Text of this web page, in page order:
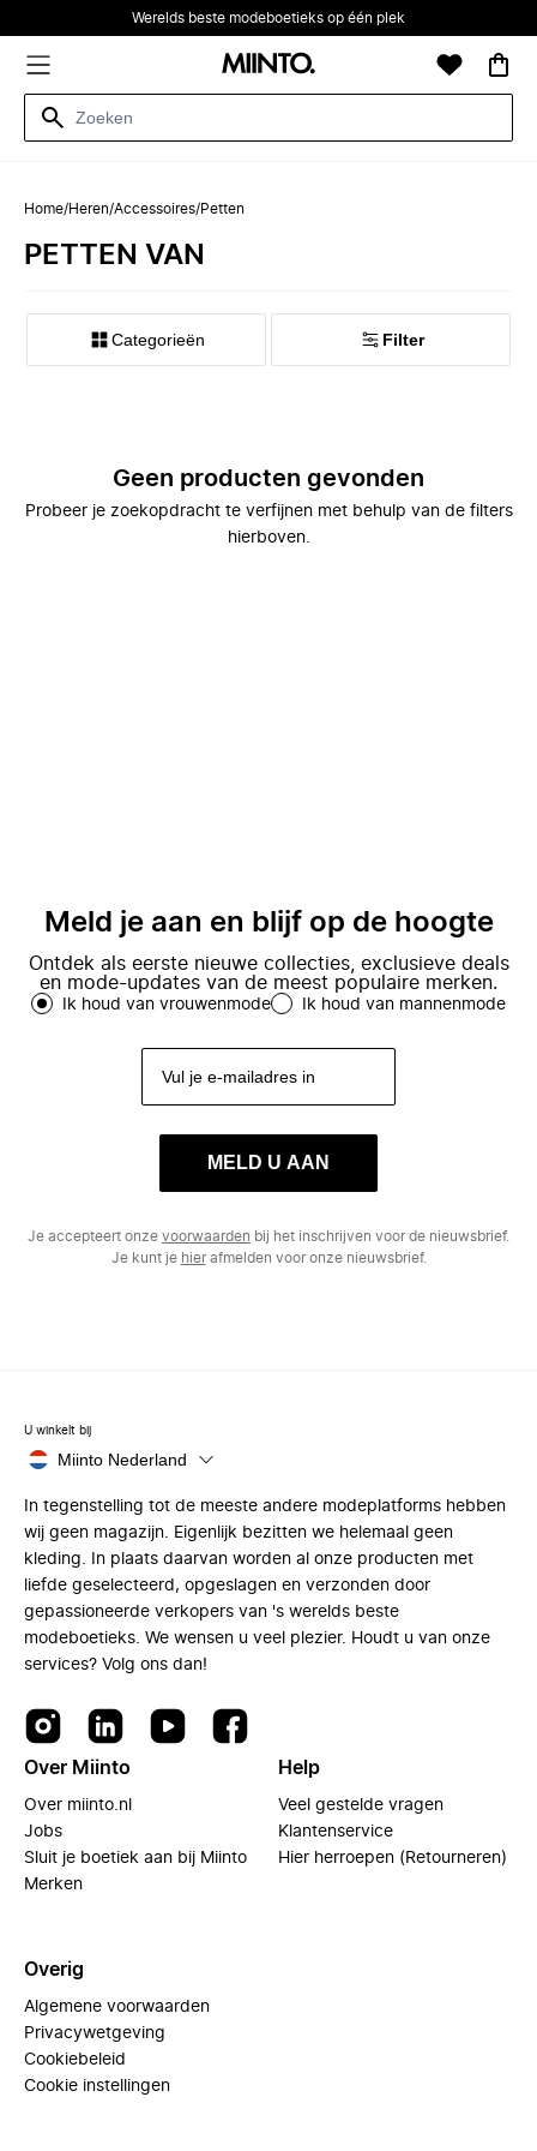
Werelds beste modeboetieks op één plek
Home/Heren/Accessoires/Petten
PETTEN VAN
Categorieën Filter
Geen producten gevonden
Probeer je zoekopdracht te verfijnen met behulp van de filters
hierboven.
Meld je aan en blijf op de hoogte
Ontdek als eerste nieuwe collecties, exclusieve deals
en mode-updates van de meest populaire merken.
Ik houd van vrouwenmode Ik houd van mannenmode
MELD U AAN
Je accepteert onze voorwaarden bij het inschrijven voor de nieuwsbrief.
Je kunt je hierafmelden voor onze nieuwsbrief.
U winkelt bij
Miinto Nederland
In tegenstelling tot de meeste andere modeplatforms hebben
wij geen magazijn. Eigenlijk bezitten we helemaal geen
kleding. In plaats daarvan worden al onze producten met
liefde geselecteerd, opgeslagen en verzonden door
gepassioneerde verkopers van 's werelds beste
modeboetieks. We wensen u veel plezier. Houdt u van onze
services? Volg ons dan!
Over Miinto
Over miinto.nl
Jobs
Sluit je boetiek aan bij Miinto
Merken
Help
Veel gestelde vragen
Klantenservice
Hier herroepen (Retourneren)
Overig
Algemene voorwaarden
Privacywetgeving
Cookiebeleid
Cookie instellingen